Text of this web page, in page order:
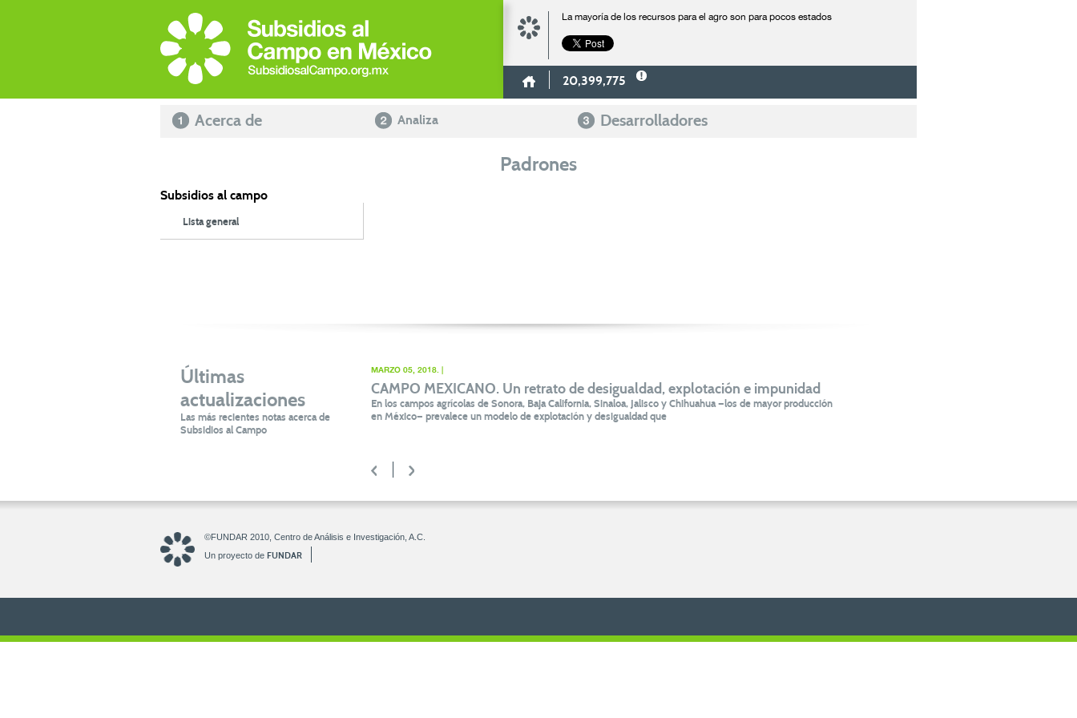
La mayoría de los recursos para el agro son para pocos estados
20,399,775
Acerca de Analiza Desarrolladores
Padrones
Subsidios al campo
Lista general
Últimas
actualizaciones
Las más recientes notas acerca de
Subsidios al Campo
MARZO 05, 2018. |
CAMPO MEXICANO. Un retrato de desigualdad, explotación e impunidad
En los campos agrícolas de Sonora, Baja California, Sinaloa, Jalisco y Chihuahua —los de mayor producción
en México— prevalece un modelo de explotación y desigualdad que
< >
©FUNDAR 2010, Centro de Análisis e Investigación, A.C.
Un proyecto de FUNDAR